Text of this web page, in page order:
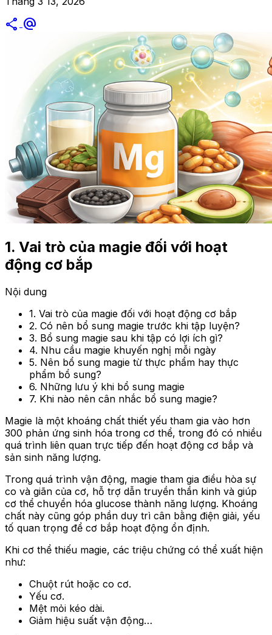
share alternate_email
1. Vai trò của magie đối với hoạt
động cơ bắp
Nội dung
1. Vai trò của magie đối với hoạt động cơ bắp
2. Có nên bổ sung magie trước khi tập luyện?
3. Bổ sung magie sau khi tập có lợi ích gì?
4. Nhu cầu magie khuyến nghị mỗi ngày
5. Nên bổ sung magie từ thực phẩm hay thực
phẩm bổ sung?
6. Những lưu ý khi bổ sung magie
7. Khi nào nên cân nhắc bổ sung magie?
Magie là một khoáng chất thiết yếu tham gia vào hơn
300 phản ứng sinh hóa trong cơ thể, trong đó có nhiều
quá trình liên quan trực tiếp đến hoạt động cơ bắp và
sản sinh năng lượng.
Trong quá trình vận động, magie tham gia điều hòa sự
co và giãn của cơ, hỗ trợ dẫn truyền thần kinh và giúp
cơ thể chuyển hóa glucose thành năng lượng. Khoáng
chất này cũng góp phần duy trì cân bằng điện giải, yếu
tố quan trọng để cơ bắp hoạt động ổn định.
Khi cơ thể thiếu magie, các triệu chứng có thể xuất hiện
như:
Chuột rút hoặc co cơ.
Yếu cơ.
Mệt mỏi kéo dài.
Giảm hiệu suất vận động…